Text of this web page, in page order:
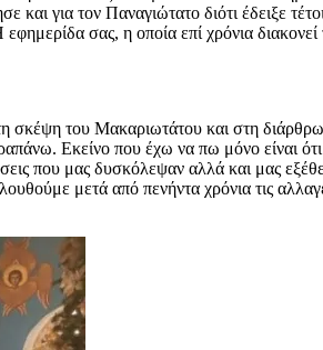
για τον Παναγιώτατο διότι έδειξε
σας, η οποία επί χρόνια
σκέψη του Μακαριωτάτου και στη
Εκείνο που έχω να πω μόνο είναι
που μας δυσκόλεψαν αλλά και μας
μετά από πενήντα χρόνια τις